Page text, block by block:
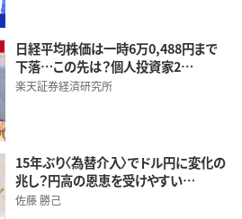
日経平均株価は一時6万0,488円まで
下落…この先は？個人投資家2…
楽天証券経済研究所
15年ぶり〈為替介入〉でドル円に変化の
兆し？円高の恩恵を受けやすい…
佐藤 勝己